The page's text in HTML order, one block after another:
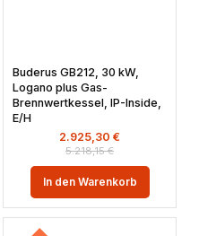
Buderus GB212, 30 kW,
Logano plus Gas-
Brennwertkessel, IP-Inside,
E/H
5.218,15€
2.925,30 €
In den Warenkorb